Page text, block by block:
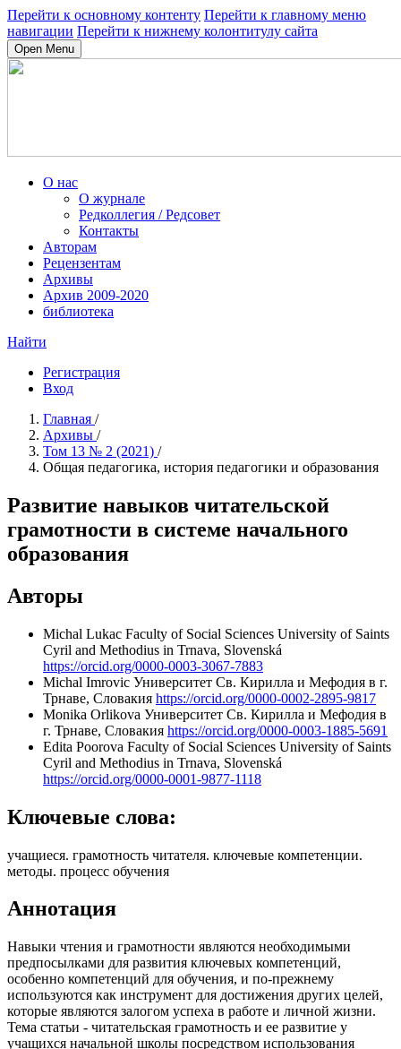
Перейти к основному контенту Перейти к главному меню
навигации Перейти к нижнему колонтитулу сайта
Open Menu
О нас
О журнале
Редколлегия / Редсовет
Контакты
Авторам
Рецензентам
Архивы
Архив 2009-2020
библиотека
Найти
Регистрация
Вход
Главная /
Архивы /
Том 13 № 2 (2021) /
Общая педагогика, история педагогики и образования
Развитие навыков читательской
грамотности в системе начального
образования
Авторы
Michal Lukac Faculty of Social Sciences University of Saints
Cyril and Methodius in Trnava, Slovenská
https://orcid.org/0000-0003-3067-7883
Michal Imrovic Университет Св. Кирилла и Мефодия в г.
Трнаве, Словакия https://orcid.org/0000-0002-2895-9817
Monika Orlikova Университет Св. Кирилла и Мефодия в
г. Трнаве, Словакия https://orcid.org/0000-0003-1885-5691
Edita Poorova Faculty of Social Sciences University of Saints
Cyril and Methodius in Trnava, Slovenská
https://orcid.org/0000-0001-9877-1118
Ключевые слова:
учащиеся. грамотность читателя. ключевые компетенции.
методы. процесс обучения
Аннотация
Навыки чтения и грамотности являются необходимыми
предпосылками для развития ключевых компетенций,
особенно компетенций для обучения, и по-прежнему
используются как инструмент для достижения других целей,
которые являются залогом успеха в работе и личной жизни.
Тема статьи - читательская грамотность и ее развитие у
учащихся начальной школы посредством использования